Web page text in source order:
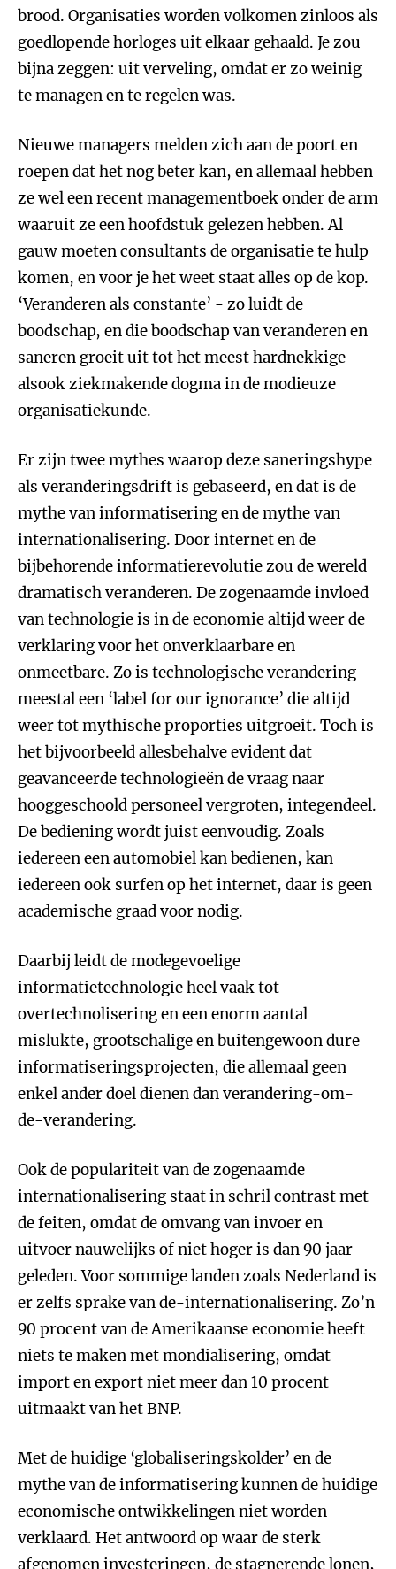
brood. Organisaties worden volkomen zinloos als
goedlopende horloges uit elkaar gehaald. Je zou
bijna zeggen: uit verveling, omdat er zo weinig
te managen en te regelen was.
Nieuwe managers melden zich aan de poort en
roepen dat het nog beter kan, en allemaal hebben
ze wel een recent managementboek onder de arm
waaruit ze een hoofdstuk gelezen hebben. Al
gauw moeten consultants de organisatie te hulp
komen, en voor je het weet staat alles op de kop.
‘Veranderen als constante’ - zo luidt de
boodschap, en die boodschap van veranderen en
saneren groeit uit tot het meest hardnekkige
alsook ziekmakende dogma in de modieuze
organisatiekunde.
Er zijn twee mythes waarop deze saneringshype
als veranderingsdrift is gebaseerd, en dat is de
mythe van informatisering en de mythe van
internationalisering. Door internet en de
bijbehorende informatierevolutie zou de wereld
dramatisch veranderen. De zogenaamde invloed
van technologie is in de economie altijd weer de
verklaring voor het onverklaarbare en
onmeetbare. Zo is technologische verandering
meestal een ‘label for our ignorance’ die altijd
weer tot mythische proporties uitgroeit. Toch is
het bijvoorbeeld allesbehalve evident dat
geavanceerde technologieën de vraag naar
hooggeschoold personeel vergroten, integendeel.
De bediening wordt juist eenvoudig. Zoals
iedereen een automobiel kan bedienen, kan
iedereen ook surfen op het internet, daar is geen
academische graad voor nodig.
Daarbij leidt de modegevoelige
informatietechnologie heel vaak tot
overtechnolisering en een enorm aantal
mislukte, grootschalige en buitengewoon dure
informatiseringsprojecten, die allemaal geen
enkel ander doel dienen dan verandering-om-
de-verandering.
Ook de populariteit van de zogenaamde
internationalisering staat in schril contrast met
de feiten, omdat de omvang van invoer en
uitvoer nauwelijks of niet hoger is dan 90 jaar
geleden. Voor sommige landen zoals Nederland is
er zelfs sprake van de-internationalisering. Zo’n
90 procent van de Amerikaanse economie heeft
niets te maken met mondialisering, omdat
import en export niet meer dan 10 procent
uitmaakt van het BNP.
Met de huidige ‘globaliseringskolder’ en de
mythe van de informatisering kunnen de huidige
economische ontwikkelingen niet worden
verklaard. Het antwoord op waar de sterk
afgenomen investeringen, de stagnerende lonen,